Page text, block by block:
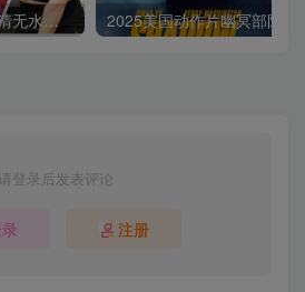
车模视频打包下载-高清无水印版
请登录后发表评论
注册